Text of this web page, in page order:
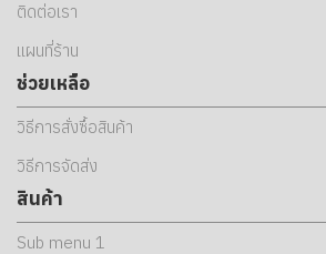
ติดต่อเรา
แผนที่ร้าน
ช่วยเหลือ
วิธีการสั่งซื้อสินค้า
วิธีการจัดส่ง
สินค้า
Sub menu 1